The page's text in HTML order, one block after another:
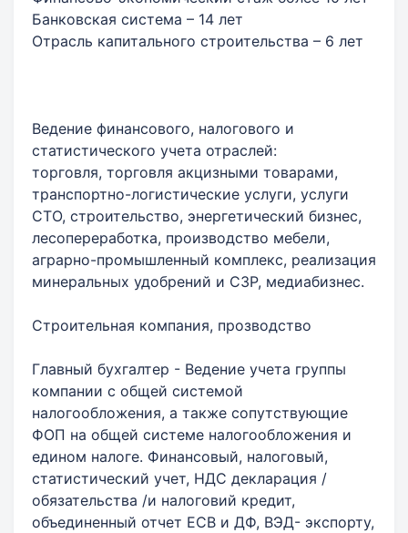
Банковская система – 14 лет
Отрасль капитального строительства – 6 лет
Ведение финансового, налогового и
статистического учета отраслей:
торговля, торговля акцизными товарами,
транспортно-логистические услуги, услуги
СТО, строительство, энергетический бизнес,
лесопереработка, производство мебели,
аграрно-промышленный комплекс, реализация
минеральных удобрений и СЗР, медиабизнес.
Строительная компания, прозводство
Главный бухгалтер - Ведение учета группы
компании с общей системой
налогообложения, а также сопутствующие
ФОП на общей системе налогообложения и
едином налоге. Финансовый, налоговый,
статистический учет, НДС декларация /
обязательства /и налоговий кредит,
объединенный отчет ЕСВ и ДФ, ВЭД- экспорту,